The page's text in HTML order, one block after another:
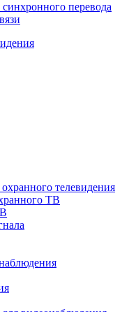
перевода
телевидения
ТВ